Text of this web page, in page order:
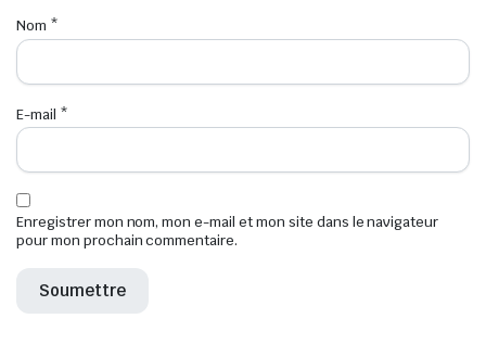
Nom *
E-mail *
Enregistrer mon nom, mon e-mail et mon site dans le navigateur
pour mon prochain commentaire.